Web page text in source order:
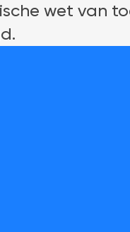
wet van